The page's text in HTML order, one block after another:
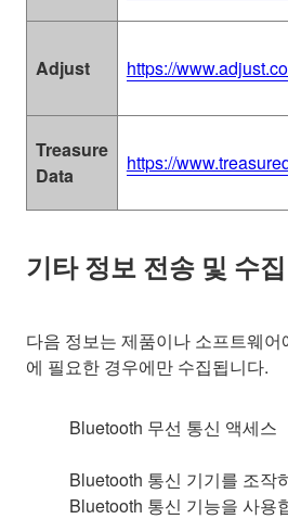
Adjust https://
Treasure
Data
https://
기타 정보 전송 및 수
다음 정보는 제품이나 소프트웨
에 필요한 경우에만 수집됩니다.
Bluetooth 무선 통신 액세스
Bluetooth 통신 기기를 조작
Bluetooth 통신 기능을 사용